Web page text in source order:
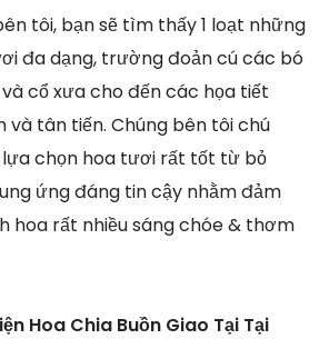
tôi, bạn sẽ tìm thấy 1 loạt những
đa dạng, trường đoản cú các bó
cổ xưa cho đến các họa tiết
và tân tiến. Chúng bên tôi chú
chọn hoa tươi rất tốt từ bỏ
ứng đáng tin cậy nhằm đảm
hoa rất nhiều sáng chóe & thơm
Hoa Chia Buồn Giao Tại Tại